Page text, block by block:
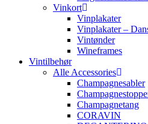
Vinkort
Vinplakater
Vinplakater –
Vintønder
Wineframes
Vintilbehør
Alle Accessories
Champagnesabler
Champagnetang
CORAVIN